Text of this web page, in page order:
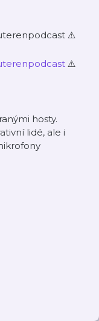
⚠️
⚠️
hosty.
lidé, ale i